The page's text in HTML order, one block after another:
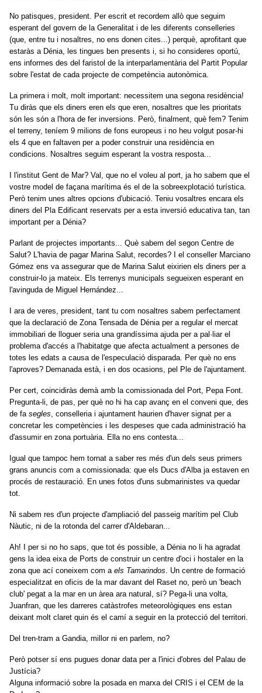
No patisques, president. Per escrit et recordem allò que seguim
esperant del govern de la Generalitat i de les diferents conselleries
(que, entre tu i nosaltres, no ens donen cites...) perquè, aprofitant que
estaràs a Dénia, les tingues ben presents i, si ho consideres oportú,
ens informes des del faristol de la interparlamentària del Partit Popular
sobre l'estat de cada projecte de competència autonòmica.
La primera i molt, molt important: necessitem una segona residència!
Tu diràs que els diners eren els que eren, nosaltres que les prioritats
són les són a l'hora de fer inversions. Però, finalment, què fem? Tenim
el terreny, teníem 9 milions de fons europeus i no heu volgut posar-hi
els 4 que en faltaven per a poder construir una residència en
condicions. Nosaltres seguim esperant la vostra resposta...
I l'institut Gent de Mar? Val, que no el voleu al port, ja ho sabem que el
vostre model de façana marítima és el de la sobreexplotació turística.
Però tenim unes altres opcions d'ubicació. Teniu vosaltres encara els
diners del Pla Edificant reservats per a esta inversió educativa tan, tan
important per a Dénia?
Parlant de projectes importants... Què sabem del segon Centre de
Salut? L'havia de pagar Marina Salut, recordes? I el conseller Marciano
Gómez ens va assegurar que de Marina Salut eixirien els diners per a
construir-lo ja mateix. Els terrenys municipals segueixen esperant en
l'avinguda de Miguel Hernández...
I ara de veres, president, tant tu com nosaltres sabem perfectament
que la declaració de Zona Tensada de Dénia per a regular el mercat
immobiliari de lloguer seria una grandíssima ajuda per a pal·liar el
problema d'accés a l'habitatge que afecta actualment a persones de
totes les edats a causa de l'especulació disparada. Per què no ens
l'aproves? Demanada està, i en dos ocasions, pel Ple de l'ajuntament.
Per cert, coincidiràs demà amb la comissionada del Port, Pepa Font.
Pregunta-li, de pas, per què no hi ha cap avanç en el conveni que, des
de fa segles , conselleria i ajuntament haurien d'haver signat per a
concretar les competències i les despeses que cada administració ha
d'assumir en zona portuària. Ella no ens contesta...
Igual que tampoc hem tornat a saber res més d'un dels seus primers
grans anuncis com a comissionada: que els Ducs d'Alba ja estaven en
procés de restauració. En unes fotos d'uns submarinistes va quedar
tot.
Ni sabem res d'un projecte d'ampliació del passeig marítim pel Club
Nàutic, ni de la rotonda del carrer d'Aldebaran...
Ah! I per si no ho saps, que tot és possible, a Dénia no li ha agradat
gens la idea eixa de Ports de construir un centre d'oci i hostaler en la
zona que ací coneixem com a els Tamarindos . Un centre de formació
especialitzat en oficis de la mar davant del Raset no, però un 'beach
club' pegat a la mar en un àrea ara natural, sí? Pega-li una volta,
Juanfran, que les darreres catàstrofes meteorològiques ens estan
deixant molt claret quin és el camí a seguir en la protecció del territori.
Del tren-tram a Gandia, millor ni en parlem, no?
Però potser sí ens pugues donar data per a l'inici d'obres del Palau de
Justícia?
Alguna informació sobre la posada en marxa del CRIS i el CEM de la